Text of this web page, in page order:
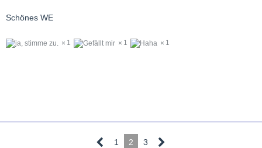
Schönes WE
1 1 1
1 2 3